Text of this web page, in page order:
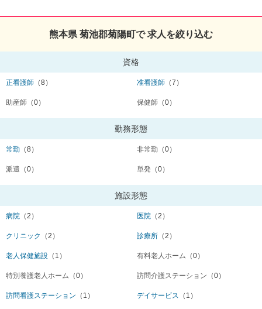
熊本県 菊池郡菊陽町で 求人を絞り込む
資格
正看護師 （8） 准看護師 （7）
助産師 （0） 保健師 （0）
勤務形態
常勤 （8） 非常勤 （0）
派遣 （0） 単発 （0）
施設形態
病院 （2） 医院 （2）
クリニック （2） 診療所 （2）
老人保健施設 （1） 有料老人ホーム （0）
特別養護老人ホーム （0） 訪問介護ステーション （0）
訪問看護ステーション （1） デイサービス （1）